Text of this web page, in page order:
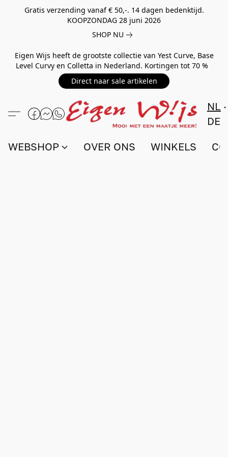
Gratis verzending vanaf € 50,-. 14 dagen bedenktijd.
KOOPZONDAG 28 juni 2026
SHOP NU
Eigen Wijs heeft de grootste collectie van Yest Curve, Base
Level Curvy en Colletta in Nederland. Kortingen tot 70 %
Direct naar sale artikelen
NL
DE
WEBSHOP OVER ONS WINKELS